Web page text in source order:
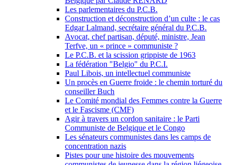
Les parlementaires du P.C.B.
Construction et déconstruction d’un culte : le cas
Edgar Lalmand, secrétaire général du P.C.B.
Avocat, chef partisan, député, ministre, Jean
Terfve, un « prince » communiste ?
Le P.C.B. et la scission grippiste de 1963
La fédération "Belgio" du P.C.I.
Paul Libois, un intellectuel communiste
Un procès en Guerre froide : le chemin torturé du
conseiller Buch
Le Comité mondial des Femmes contre la Guerre
et le Fascisme (CMF)
Agir à travers un cordon sanitaire : le Parti
Communiste de Belgique et le Congo
Les sénateurs communistes dans les camps de
concentration nazis
Pistes pour une histoire des mouvements